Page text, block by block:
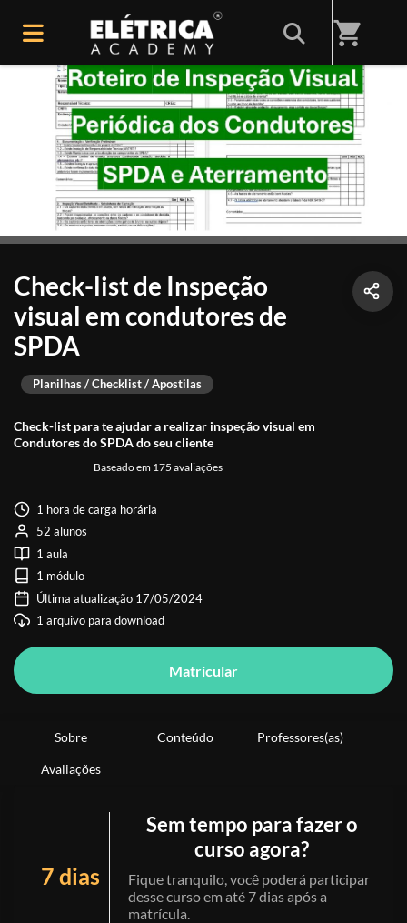
shopping_cart
Check-list de Inspeção
visual em condutores de
SPDA
Check-list para te ajudar a realizar inspeção visual em
Condutores do SPDA do seu cliente
Baseado em 175 avaliações
Planilhas / Checklist / Apostilas
1 hora de carga horária
52 alunos
1 aula
1 módulo
Última atualização 17/05/2024
1 arquivo para download
Matricular
Sobre Conteúdo Professores(as)
Avaliações
7 dias
Sem tempo para fazer o
curso agora?
Fique tranquilo, você poderá participar
desse curso em até 7 dias após a
matrícula.